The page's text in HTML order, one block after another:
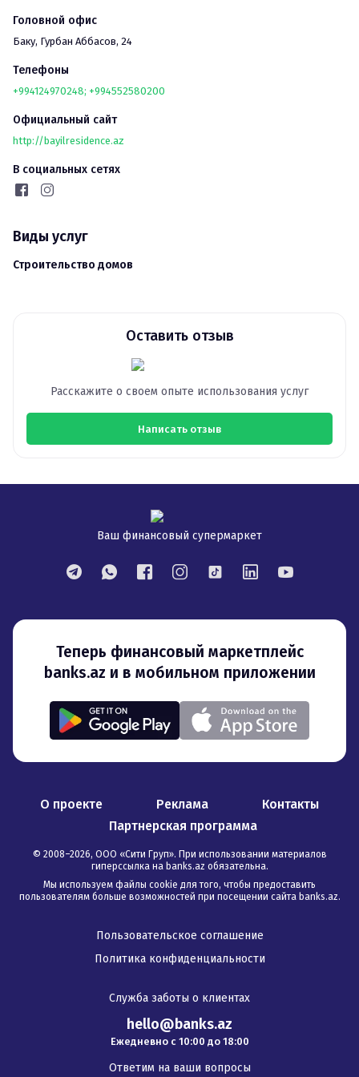
Головной офис
Баку, Гурбан Аббасов, 24
Телефоны
+994124970248; +994552580200
Официальный сайт
http://bayilresidence.az
В социальных сетях
Виды услуг
Строительство домов
Оставить отзыв
Расскажите о своем опыте использования услуг
Написать отзыв
Ваш финансовый супермаркет
Теперь финансовый маркетплейс
banks.az и в мобильном приложении
О проекте Реклама
Контакты
Партнерская программа
© 2008–2026, ООО «Сити Груп». При использовании материалов
гиперссылка на banks.az обязательна.
Мы используем файлы cookie для того, чтобы предоставить
пользователям больше возможностей при посещении сайта banks.az.
Пользовательское соглашение
Политика конфиденциальности
Служба заботы о клиентах
hello@banks.az
Ежедневно с 10:00 до 18:00
Ответим на ваши вопросы